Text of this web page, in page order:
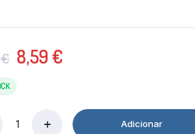
€ O
preço
original
12,06 €.
8,59 €
8,59 €. Adicionar